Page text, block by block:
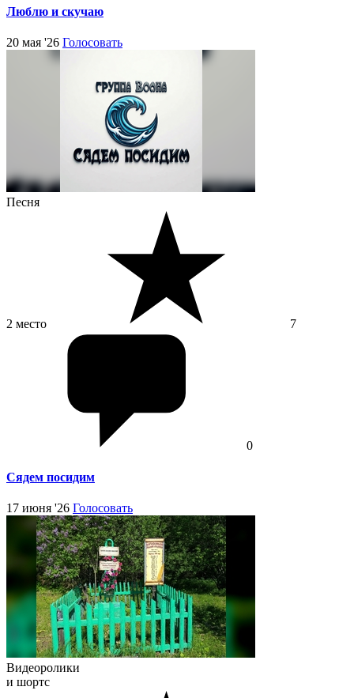
Люблю и скучаю
20 мая '26 Голосовать
Песня
2 место 7
0
Сядем посидим
17 июня '26 Голосовать
Видеоролики
и шортс